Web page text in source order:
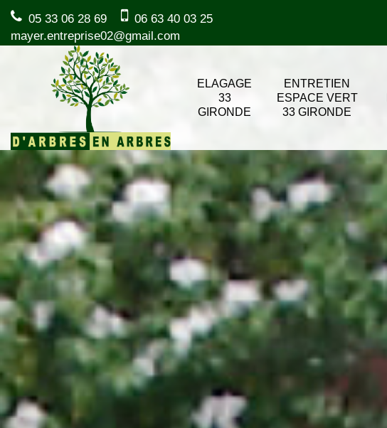
05 33 06 28 69
06 63 40 03 25
mayer.entreprise02@gmail.com
ELAGAGE
33
GIRONDE
ENTRETIEN
ESPACE VERT
33 GIRONDE